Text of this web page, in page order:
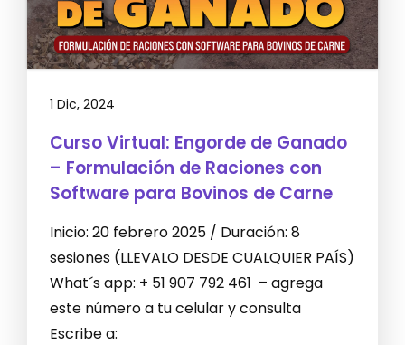
1 Dic, 2024
Curso Virtual: Engorde de Ganado
– Formulación de Raciones con
Software para Bovinos de Carne
Inicio: 20 febrero 2025 / Duración: 8
sesiones (LLEVALO DESDE CUALQUIER PAÍS)
What´s app: + 51 907 792 461 – agrega
este número a tu celular y consulta
Escribe a: